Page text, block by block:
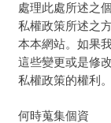
處理此處所述之
私權政策所述之
本本網站。如果
這些變更或是修
私權政策的權利。
何時蒐集個資